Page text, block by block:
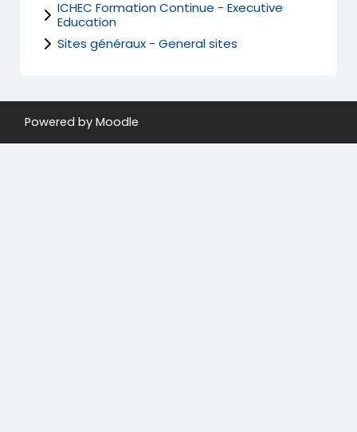
ICHEC Formation Continue - Executive
Education
Sites généraux - General sites
Powered by Moodle